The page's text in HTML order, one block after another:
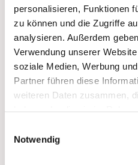
personalisieren, Funktionen
zu können und die Zugriffe
analysieren. Außerdem
Verwendung unserer
soziale Medien, Werbung
Partner führen diese
weiteren Daten zusammen,
Notwendig